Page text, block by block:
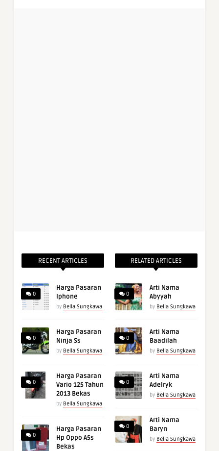
RECENT ARTICLES
0
Harga Pasaran
Iphone
by Bella Sungkawa
0
Harga Pasaran
Ninja Ss
by Bella Sungkawa
0
Harga Pasaran
Vario 125 Tahun
2013 Bekas
by Bella Sungkawa
0
Harga Pasaran
Hp Oppo A5s
Bekas
RELATED ARTICLES
0
Arti Nama
Abyyah
by Bella Sungkawa
0
Arti Nama
Baadilah
by Bella Sungkawa
0
Arti Nama
Adelryk
by Bella Sungkawa
0
Arti Nama
Baryn
by Bella Sungkawa